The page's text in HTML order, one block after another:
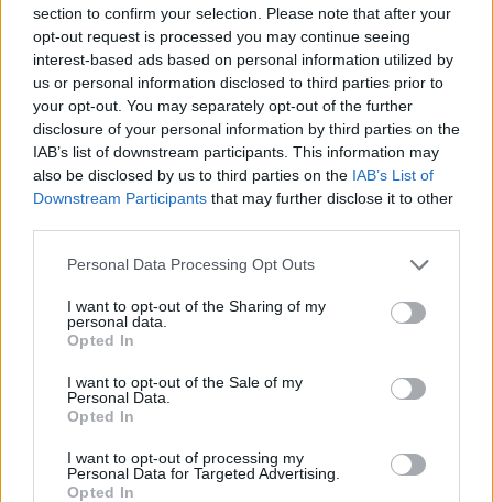
section to confirm your selection. Please note that after your
opt-out request is processed you may continue seeing
interest-based ads based on personal information utilized by
us or personal information disclosed to third parties prior to
your opt-out. You may separately opt-out of the further
disclosure of your personal information by third parties on the
IAB’s list of downstream participants. This information may
also be disclosed by us to third parties on the IAB’s List of
Downstream Participants that may further disclose it to other
Please note that this website/app uses one or more Google
not limited to your visit or usage behaviour. You may click to
grant or deny consent to Google and its third-party tags to
use your data for below specified purposes in below Google
consent section.
Personal Data Processing Opt Outs
I want to opt-out of the Sharing of my
personal data.
Opted In
I want to opt-out of the Sale of my
Personal Data.
Opted In
I want to opt-out of processing my
Personal Data for Targeted Advertising.
Opted In
Kövess minket, és értesülj a friss hírekről a
Követem
NEMZETI SZÍNHÁZ BALESET VIDNYÁNSZKY ATTILA